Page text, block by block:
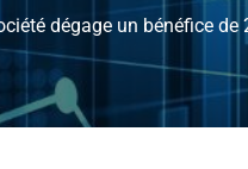
dégage un bénéfice